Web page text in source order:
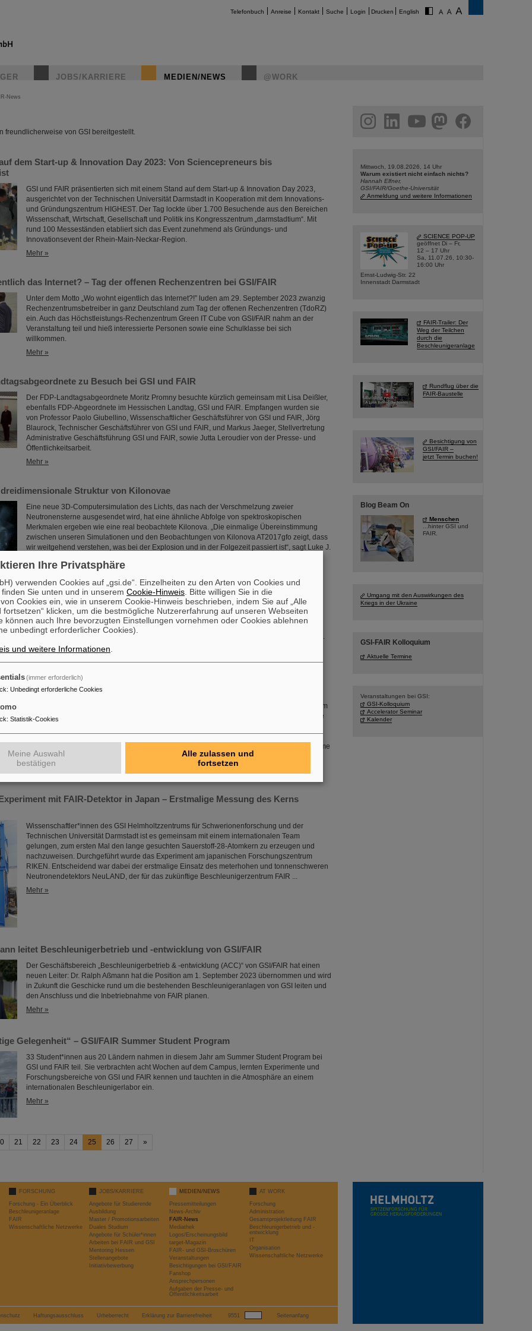
Telefonbuch Anreise Kontakt Suche Login Drucken English
JOBS/KARRIERE MEDIEN/NEWS @WORK
News
freundlicherweise von GSI bereitgestellt.
dem Start-up & Innovation Day 2023: Von Sciencepreneurs bis
GSI und FAIR präsentierten sich mit einem Stand auf dem Start-up & Innovation Day 2023,
ausgerichtet von der Technischen Universität Darmstadt in Kooperation mit dem Innovations-
und Gründungszentrum HIGHEST. Der Tag lockte über 1.700 Besuchende aus den Bereichen
Wissenschaft, Wirtschaft, Gesellschaft und Politik ins Kongresszentrum „darmstadtium“. Mit
rund 100 Messeständen etabliert sich das Event zunehmend als Gründungs- und
Innovationsevent der Rhein-Main-Neckar-Region.
Mehr »
das Internet? – Tag der offenen Rechenzentren bei GSI/FAIR
Unter dem Motto „Wo wohnt eigentlich das Internet?!” luden am 29. September 2023 zwanzig
Rechenzentrumsbetreiber in ganz Deutschland zum Tag der offenen Rechenzentren (TdoRZ)
ein. Auch das Höchstleistungs-Rechenzentrum Green IT Cube von GSI/FAIR nahm an der
Veranstaltung teil und hieß interessierte Personen sowie eine Schulklasse bei sich
willkommen.
Mehr »
zu Besuch bei GSI und FAIR
Der FDP-Landtagsabgeordnete Moritz Promny besuchte kürzlich gemeinsam mit Lisa Deißler,
ebenfalls FDP-Abgeordnete im Hessischen Landtag, GSI und FAIR. Empfangen wurden sie
von Professor Paolo Giubellino, Wissenschaftlicher Geschäftsführer von GSI und FAIR, Jörg
Blaurock, Technischer Geschäftsführer von GSI und FAIR, und Markus Jaeger, Stellvertretung
Administrative Geschäftsführung GSI und FAIR, sowie Jutta Leroudier von der Presse- und
Öffentlichkeitsarbeit.
Mehr »
Struktur von Kilonovae
Eine neue 3D-Computersimulation des Lichts, das nach der Verschmelzung zweier
Neutronensterne ausgesendet wird, hat eine ähnliche Abfolge von spektroskopischen
Merkmalen ergeben wie eine real beobachtete Kilonova. „Die einmalige Übereinstimmung
zwischen unseren Simulationen und den Beobachtungen von Kilonova AT2017gfo zeigt, dass
wir weitgehend verstehen, was bei der Explosion und in der Folgezeit passiert ist“, sagt Luke J.
Mehr »
an PANDA
Der außer Dienst gestellte Outer Tracker des LHCb-Experiments am CERN brach zu einer
einwöchigen Reise zu FAIR in Darmstadt, Deutschland, auf. Dort wird er durch das PANDA-
Experiment genutzt werden, um zu untersuchen, wie subatomare Teilchen Materie aufbauen.
Mehr »
ihren Platz bringen bei GSI/FAIR mit RI.Logistica
GSI und FAIR sind neues Mitglied der gemeinnützigen Organisation RI.Logistica, die sich zum
Ziel gesetzt hat, durch die Bereitstellung von Werkzeugen, Infrastruktur und Standards für die
bestehenden GSI-Beschleuniger und -Experimente sowie der Bau, die Installation und die
Inbetriebnahme unserer künftigen FAIR-Forschungseinrichtungen stellen GSI/FAIR vor enorme
logistische Herausforderungen. Einige…
Mehr »
mit FAIR-Detektor in Japan – Erstmalige Messung des Kerns
Wissenschaftler*innen des GSI Helmholtzzentrums für Schwerionenforschung und der
Technischen Universität Darmstadt ist es gemeinsam mit einem internationalen Team
gelungen, zum ersten Mal den lange gesuchten Sauerstoff-28-Atomkern zu erzeugen und
nachzuweisen. Durchgeführt wurde das Experiment am japanischen Forschungszentrum
RIKEN. Entscheidend war dabei der erstmalige Einsatz des meterhohen und tonnenschweren
Neutronendetektors NeuLAND, der für das zukünftige Beschleunigerzentrum FAIR ...
Mehr »
leitet Beschleunigerbetrieb und -entwicklung von GSI/FAIR
Der Geschäftsbereich „Beschleunigerbetrieb & -entwicklung (ACC)“ von GSI/FAIR hat einen
neuen Leiter: Dr. Ralph Aßmann hat die Position am 1. September 2023 übernommen und wird
in Zukunft die Geschicke rund um die bestehenden Beschleunigeranlagen von GSI leiten und
den Anschluss und die Inbetriebnahme von FAIR planen.
Mehr »
Gelegenheit“ – GSI/FAIR Summer Student Program
33 Student*innen aus 20 Ländern nahmen in diesem Jahr am Summer Student Program bei
GSI und FAIR teil. Sie verbrachten acht Wochen auf dem Campus, lernten Experimente und
Forschungsbereiche von GSI und FAIR kennen und tauchten in die Atmosphäre an einem
internationalen Beschleunigerlabor ein.
Mehr »
21 22 23 24 25 26 27 »
facebook
Mittwoch, 19.08.2026, 14 Uhr
Warum existiert nicht einfach nichts?
Hannah Elfner,
GSI/FAIR/Goethe-Universität
Anmeldung und weitere Informationen
SCIENCE POP-UP
geöffnet Di – Fr,
12 – 17 Uhr
Sa, 11.07.26, 10:30-
16:00 Uhr
Ernst-Ludwig-Str. 22
Innenstadt Darmstadt
FAIR-Trailer: Der
Weg der Teilchen
durch die
Beschleunigeranlage
Rundflug über die
FAIR-Baustelle
Besichtigung von
GSI/FAIR –
jetzt Termin buchen!
Blog Beam On
Menschen
...hinter GSI und
FAIR.
Umgang mit den Auswirkungen des
Kriegs in der Ukraine
GSI-FAIR Kolloquium
Aktuelle Termine
Veranstaltungen bei GSI:
GSI-Kolloquium
Accelerator Seminar
Kalender
FORSCHUNG
Forschung - Ein Überblick
Beschleunigeranlage
FAIR
Wissenschaftliche Netzwerke
JOBS/KARRIERE
Angebote für Studierende
Ausbildung
Master / Promotionsarbeiten
Duales Studium
Angebote für Schüler*innen
Arbeiten bei FAIR und GSI
Mentoring Hessen
Stellenangebote
Initiativbewerbung
MEDIEN/NEWS
Pressemitteilungen
News-Archiv
FAIR-News
Mediathek
Logos/Erscheinungsbild
target-Magazin
FAIR- und GSI-Broschüren
Veranstaltungen
Besichtigungen bei GSI/FAIR
Fanshop
Ansprechpersonen
Aufgaben der Presse- und
Öffentlichkeitsarbeit
AT WORK
Forschung
Administration
Gesamtprojektleitung FAIR
Beschleunigerbetrieb und -
entwicklung
IT
Organisation
Wissenschaftliche Netzwerke
Haftungsausschluss Urheberrecht Erklärung zur Barrierefreiheit 9551 Seitenanfang
Ihre Privatsphäre
verwenden Cookies auf „gsi.de“. Einzelheiten zu den Arten von Cookies und
Sie unten und in unserem Cookie-Hinweis . Bitte willigen Sie in die
Cookies ein, wie in unserem Cookie-Hinweis beschrieben, indem Sie auf „Alle
fortsetzen“ klicken, um die bestmögliche Nutzererfahrung auf unseren Webseiten
können auch Ihre bevorzugten Einstellungen vornehmen oder Cookies ablehnen
unbedingt erforderlicher Cookies).
und weitere Informationen
(immer erforderlich)
: Unbedingt erforderliche Cookies
: Statistik-Cookies
Meine Auswahl
bestätigen
Alle zulassen und
fortsetzen